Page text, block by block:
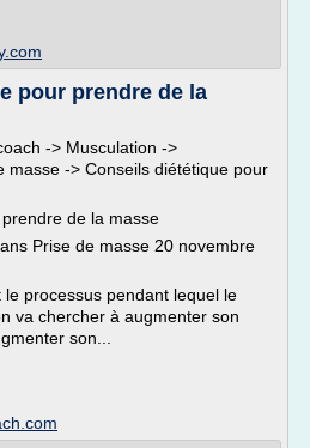
pour prendre de la
-> Musculation ->
masse -> Conseils diététique pour
de la masse
Prise de masse 20 novembre
processus pendant lequel le
va chercher à augmenter son
son...